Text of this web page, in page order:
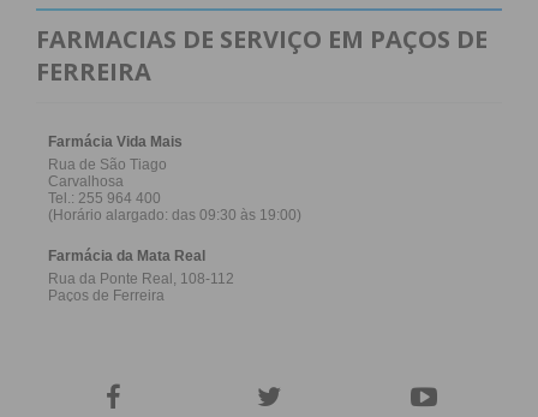
FARMACIAS DE SERVIÇO EM PAÇOS DE
FERREIRA